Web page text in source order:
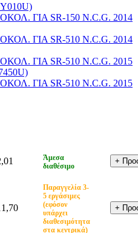
ΓΙΑ SR-150 N.C.G. 2014
ΓΙΑ SR-510 N.C.G. 2014
ΓΙΑ SR-510 N.C.G. 2015
ΓΙΑ SR-510 N.C.G. 2015
Άμεσα
διαθέσιμο
Παραγγελία 3-
5 εργάσιμες
(εφόσον
υπάρχει
διαθεσιμότητα
στα κεντρικά)